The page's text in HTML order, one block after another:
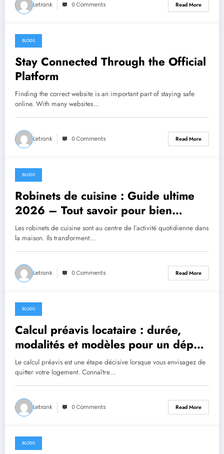
Letrank 0 Comments Read More
July 20, 2026
BLOGS
Stay Connected Through the Official
Platform
Finding the correct website is an important part of staying safe
online. With many websites…
Letrank 0 Comments Read More
July 15, 2026
BLOGS
Robinets de cuisine : Guide ultime
2026 – Tout savoir pour bien
choisir et installer
Les robinets de cuisine sont au centre de l’activité quotidienne dans
la maison. Ils transforment…
Letrank 0 Comments Read More
July 15, 2026
BLOGS
Calcul préavis locataire : durée,
modalités et modèles pour un départ
serein en 2026
Le calcul préavis est une étape décisive lorsque vous envisagez de
quitter votre logement. Connaître…
Letrank 0 Comments Read More
July 14, 2026
BLOGS